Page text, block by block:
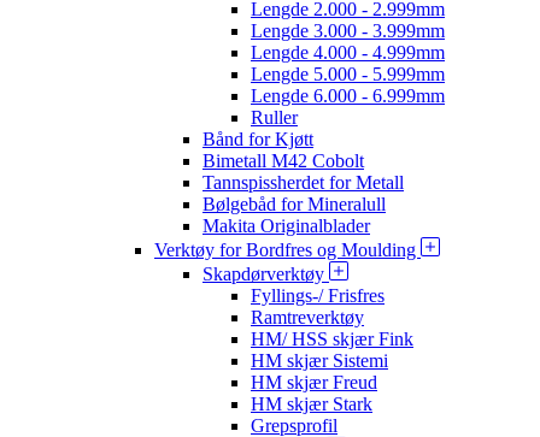
Lengde 2.000 - 2.999mm
Lengde 3.000 - 3.999mm
Lengde 4.000 - 4.999mm
Lengde 5.000 - 5.999mm
Lengde 6.000 - 6.999mm
Ruller
Bånd for Kjøtt
Bimetall M42 Cobolt
Tannspissherdet for Metall
Bølgebåd for Mineralull
Makita Originalblader
Verktøy for Bordfres og Moulding
Skapdørverktøy
Fyllings-/ Frisfres
Ramtreverktøy
HM/ HSS skjær Fink
HM skjær Sistemi
HM skjær Freud
HM skjær Stark
Grepsprofil